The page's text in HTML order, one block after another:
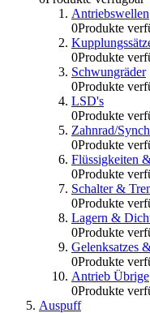
Antriebswellen
0Produkte
0Produkte
Schwungräder
0Produkte
LSD's
0Produkte
Zahnrad/
0Produkte
Flüssigkeiten
0Produkte
Schalter &
0Produkte
Lagern &
0Produkte
Gelenksatzes
0Produkte
Antrieb Übrige
0Produkte
Auspuff